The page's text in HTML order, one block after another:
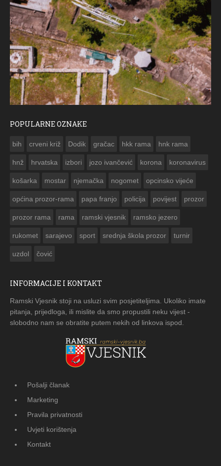
POPULARNE OZNAKE
bih crveni križ Dodik gračac hkk rama hnk rama
hnž hrvatska izbori jozo ivančević korona koronavirus
košarka mostar njemačka nogomet opcinsko vijeće
općina prozor-rama papa franjo policija povijest prozor
prozor rama rama ramski vjesnik ramsko jezero
rukomet sarajevo sport srednja škola prozor turnir
uzdol čović
INFORMACIJE I KONTAKT
Ramski Vjesnik stoji na usluzi svim posjetiteljima. Ukoliko imate
pitanja, prijedloga, ili mislite da smo propustili neku vijest -
slobodno nam se obratite putem nekih od linkova ispod.
Pošalji članak
Marketing
Pravila privatnosti
Uvjeti korištenja
Kontakt